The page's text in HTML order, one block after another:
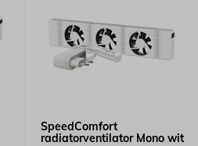
SpeedComfort
radiatorventilator Mono wit